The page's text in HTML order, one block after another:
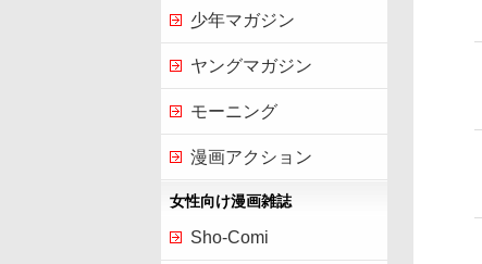
少年マガジン
ヤングマガジン
モーニング
漫画アクション
女性向け漫画雑誌
Sho-Comi